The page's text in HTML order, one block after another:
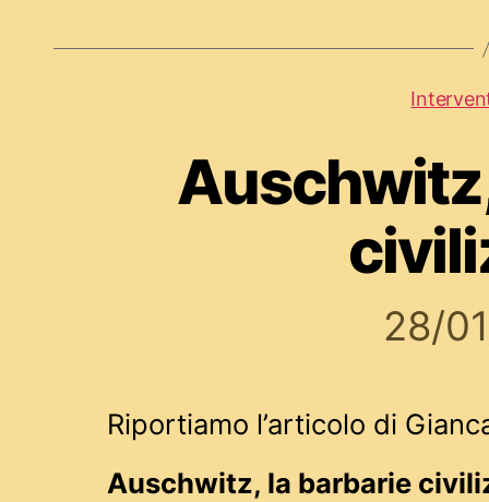
28/
Riportiamo l’articolo di
Auschwitz, la barbarie